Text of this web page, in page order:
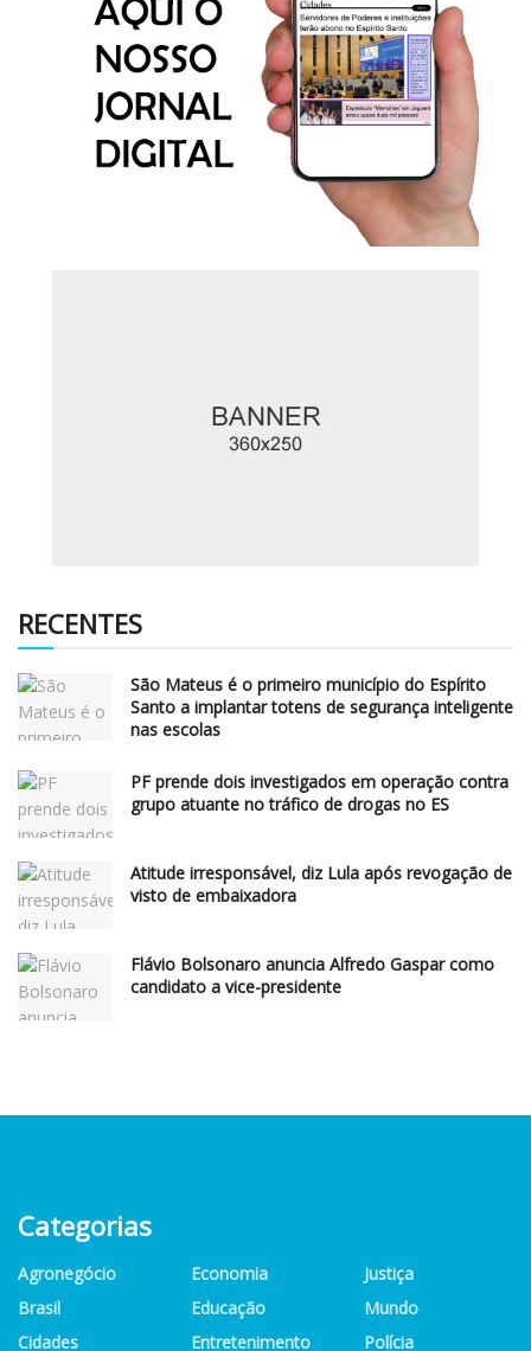
RECENTES
São Mateus é o primeiro município do Espírito
Santo a implantar totens de segurança inteligente
nas escolas
PF prende dois investigados em operação contra
grupo atuante no tráfico de drogas no ES
Atitude irresponsável, diz Lula após revogação de
visto de embaixadora
Flávio Bolsonaro anuncia Alfredo Gaspar como
candidato a vice-presidente
Categorias
Agronegócio
Brasil
Cidades
Economia
Educação
Entretenimento
Justiça
Mundo
Polícia